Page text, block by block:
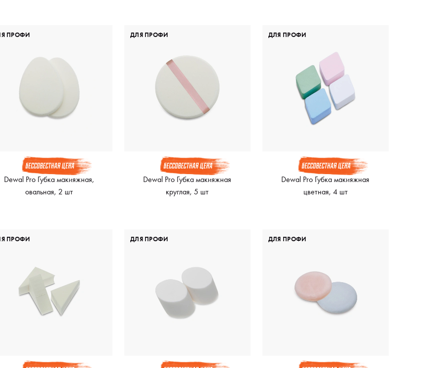
Dewal Pro Губка макияжная,
овальная, 2 шт
ПРОФИ
Dewal Pro Губка макияжная
круглая, 5 шт
ДЛЯ ПРОФИ
Dewal Pro Губка макияжная
цветная, 4 шт
ДЛЯ ПРОФИ
ПРОФИ ДЛЯ ПРОФИ ДЛЯ ПРОФИ